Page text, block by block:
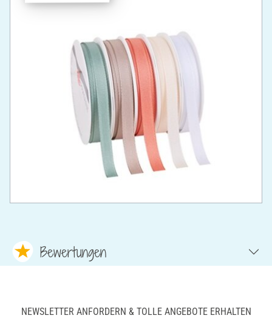
Bewertungen
NEWSLETTER ANFORDERN & TOLLE ANGEBOTE ERHALTEN